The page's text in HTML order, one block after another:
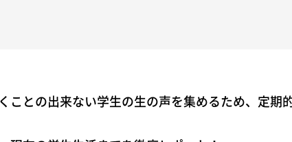
ことの出来ない学生の生の声を集めるため、定期